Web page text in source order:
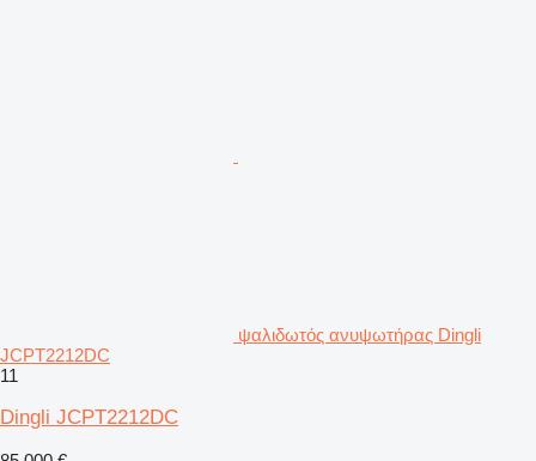
ψαλιδωτός ανυψωτήρας Dingli
JCPT2212DC
11
Dingli JCPT2212DC